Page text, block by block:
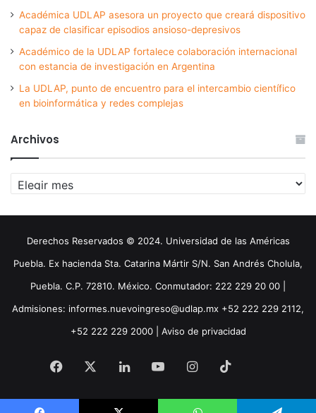
Académica UDLAP asesora un proyecto que creará dispositivo
capaz de clasificar episodios ansioso-depresivos
Académico de la UDLAP fortalece colaboración internacional
con estancia de investigación en Argentina
La UDLAP, punto de encuentro para el intercambio científico
en bioinformática y redes complejas
Archivos
Archivos
Derechos Reservados © 2024. Universidad de las Américas
Puebla. Ex hacienda Sta. Catarina Mártir S/N. San Andrés Cholula,
Puebla. C.P. 72810. México. Conmutador: 222 229 20 00 |
Admisiones: informes.nuevoingreso@udlap.mx +52 222 229 2112,
+52 222 229 2000 | Aviso de privacidad
Facebook LinkedInYouTubeInstagram